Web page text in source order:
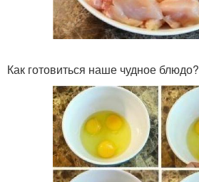
Как готовиться наше чудное блюдо?